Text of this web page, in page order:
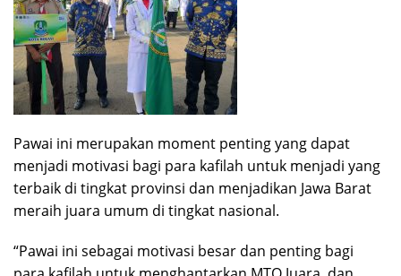
Pawai ini merupakan moment penting yang dapat
menjadi motivasi bagi para kafilah untuk menjadi yang
terbaik di tingkat provinsi dan menjadikan Jawa Barat
meraih juara umum di tingkat nasional.
“Pawai ini sebagai motivasi besar dan penting bagi